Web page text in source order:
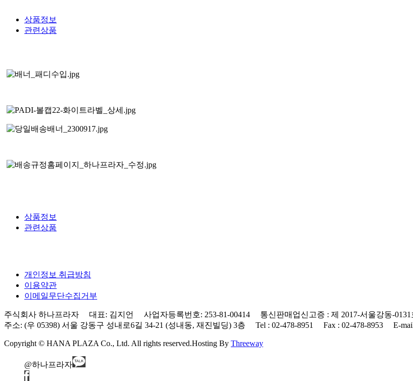
상품정보
관련상품
상품정보
관련상품
개인정보 취급방침
이용약관
이메일무단수집거부
주식회사 하나프라자 대표: 김지언 사업자등록번호: 253-81-00414 통신판매업신고증 : 제 2017-서울강동-
주소: (우 05398) 서울 강동구 성내로6길 34-21 (성내동, 재진빌딩) 3층 Tel : 02-478-8951 Fax : 02-478-8953 E-mail :
Copyright © HANA PLAZA Co., Ltd. All rights reserved.Hosting By Threeway
@하나프라자